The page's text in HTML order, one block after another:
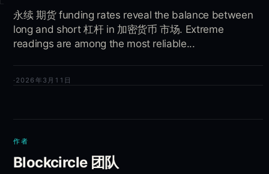
登录 注册
永续 期货 funding rates reveal the balance between
long and short 杠杆 in 加密货币 市场. Extreme
readings are among the most reliable...
· 2026年3月11日
作者
Blockcircle 团队